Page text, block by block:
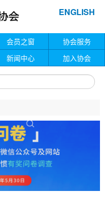
ENGLISH
会员之窗
协会服务
新闻中心 加入协会